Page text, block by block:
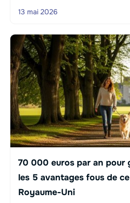
13 mai 2026
70 000 euros par an pour
les 5 avantages fous de
Royaume-Uni